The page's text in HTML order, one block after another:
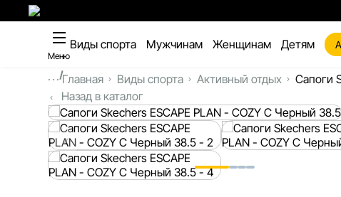
Меню
Виды спорта Мужчинам Женщинам Детям
...Главная Виды спорта Активный отдых
Сапоги
Назад в каталог